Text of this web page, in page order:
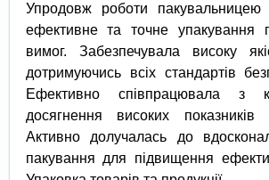
Упродовж роботи пакувальницею
ефективне та точне упакування
вимог. Забезпечувала високу
дотримуючись всіх стандартів
Ефективно співпрацювала з
досягнення високих показників
Активно долучалась до
пакування для підвищення